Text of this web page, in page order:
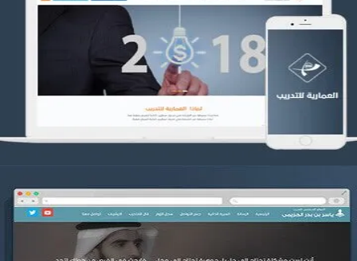
تصميم العمارية للتدريب
التفاصيل
موقع ياسر بن بدر الحزيمي